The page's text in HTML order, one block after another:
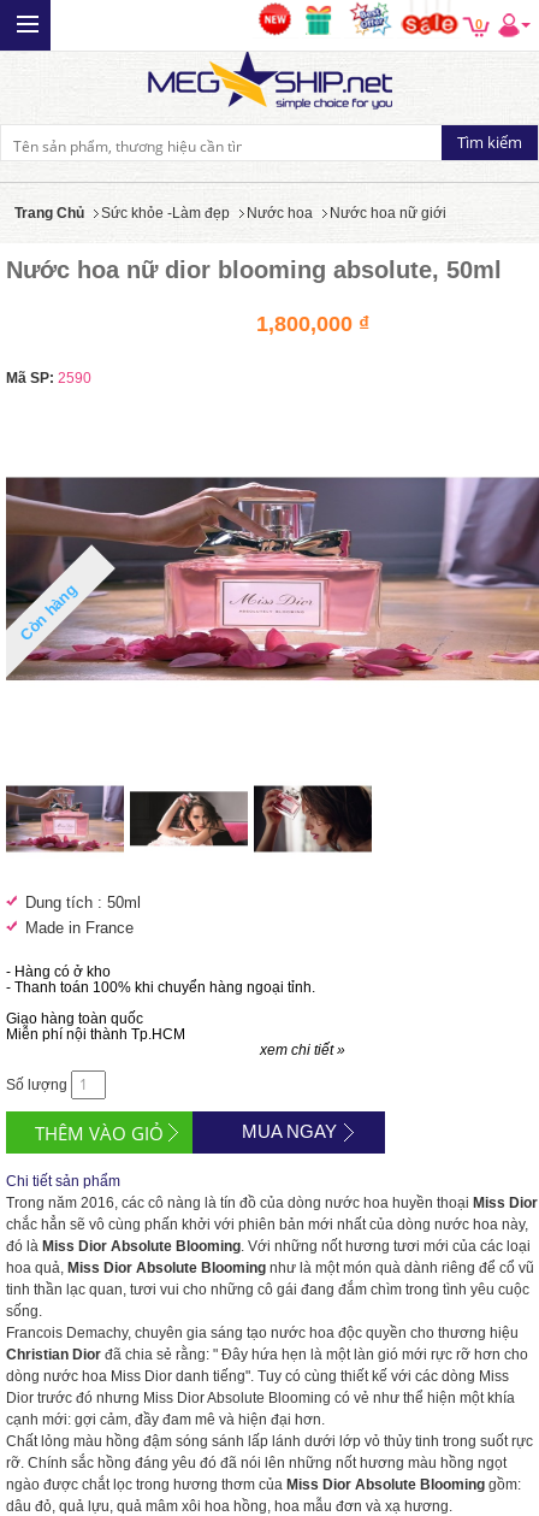
0
Trang Chủ Sức khỏe -Làm đẹp Nước hoa Nước hoa nữ giới
Nước hoa nữ dior blooming absolute, 50ml
1,800,000 ₫
Mã SP: 2590
Còn hàng
Dung tích : 50ml
Made in France
- Hàng có ở kho
- Thanh toán 100% khi chuyển hàng ngoại tỉnh.
Giao hàng toàn quốc
Miễn phí nội thành Tp.HCM
xem chi tiết »
Số lượng
MUA NGAY
Chi tiết sản phẩm
Trong năm 2016, các cô nàng là tín đồ của dòng nước hoa huyền thoại Miss Dior
chắc hẳn sẽ vô cùng phấn khởi với phiên bản mới nhất của dòng nước hoa này,
đó là Miss Dior Absolute Blooming. Với những nốt hương tươi mới của các loại
hoa quả, Miss Dior Absolute Blooming như là một món quà dành riêng để cổ vũ
tinh thần lạc quan, tươi vui cho những cô gái đang đắm chìm trong tình yêu cuộc
sống.
Francois Demachy, chuyên gia sáng tạo nước hoa độc quyền cho thương hiệu
Christian Dior đã chia sẻ rằng: " Đây hứa hẹn là một làn gió mới rực rỡ hơn cho
dòng nước hoa Miss Dior danh tiếng". Tuy có cùng thiết kế với các dòng Miss
Dior trước đó nhưng Miss Dior Absolute Blooming có vẻ như thể hiện một khía
cạnh mới: gợi cảm, đầy đam mê và hiện đại hơn.
Chất lỏng màu hồng đậm sóng sánh lấp lánh dưới lớp vỏ thủy tinh trong suốt rực
rỡ. Chính sắc hồng đáng yêu đó đã nói lên những nốt hương màu hồng ngọt
ngào được chắt lọc trong hương thơm của Miss Dior Absolute Blooming gồm:
dâu đỏ, quả lựu, quả mâm xôi hoa hồng, hoa mẫu đơn và xạ hương.